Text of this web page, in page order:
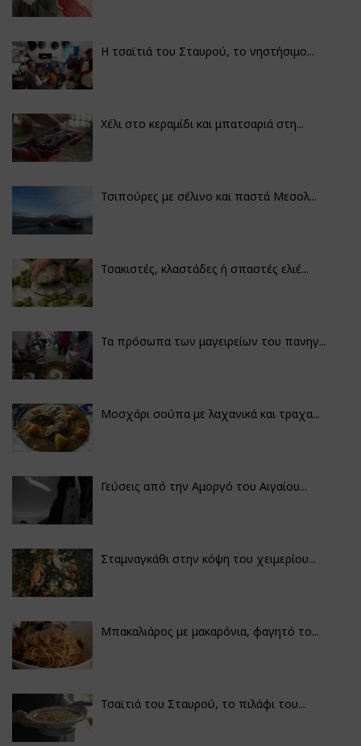
Η τσαϊτιά του Σταυρού, το νηστήσιμο...
Χέλι στο κεραμίδι και μπατσαριά στη...
Τσιπούρες με σέλινο και παστά Μεσολ...
Τσακιστές, κλαστάδες ή σπαστές ελιέ...
Τα πρόσωπα των μαγειρείων του πανηγ...
Μοσχάρι σούπα με λαχανικά και τραχα...
Γεύσεις από την Αμοργό του Αιγαίου...
Σταμναγκάθι στην κόψη του χειμερίου...
Μπακαλιάρος με μακαρόνια, φαγητό το...
Τσαϊτιά του Σταυρού, το πιλάφι του...